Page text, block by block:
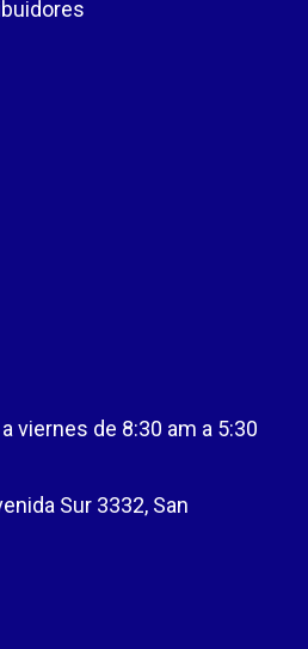
viernes de 8:30 am a 5:30
Sur 3332, San